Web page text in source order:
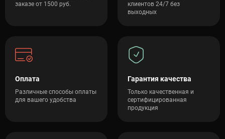
заказе от 1500 руб.
клиентов 24/7 без
выходных
Оплата
Различные способы оплаты
для вашего удобства
Гарантия качества
Только качественная и
сертифицированная
продукция